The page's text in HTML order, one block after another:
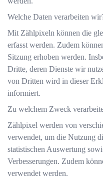
Welche Daten verarbeiten
Mit Zählpixeln können die
erfasst werden. Zudem
Sitzung erhoben werden.
Dritte, deren Dienste wir
von Dritten wird in dieser
informiert.
Zu welchem Zweck
Zählpixel werden von
verwendet, um die Nutzung
statistischen Auswertung
Verbesserungen. Zudem
verwendet werden.